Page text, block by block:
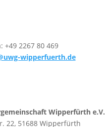
+49 2267 80 469
wipperfuerth.de
Wipperfürth e.V.
22, 51688 Wipperfürth